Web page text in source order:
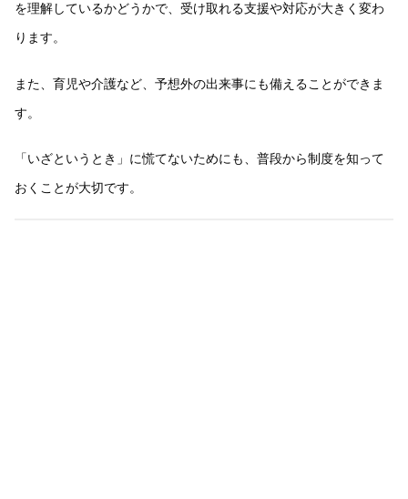
を理解しているかどうかで、受け取れる支援や対応が大きく変わ
ります。
また、育児や介護など、予想外の出来事にも備えることができま
す。
「いざというとき」に慌てないためにも、普段から制度を知って
おくことが大切です。